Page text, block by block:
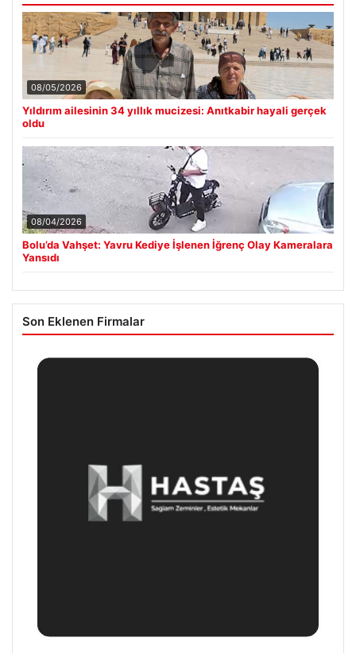
08/05/2026
Yıldırım ailesinin 34 yıllık mucizesi: Anıtkabir hayali gerçek
oldu
08/04/2026
Bolu’da Vahşet: Yavru Kediye İşlenen İğrenç Olay Kameralara
Yansıdı
Son Eklenen Firmalar